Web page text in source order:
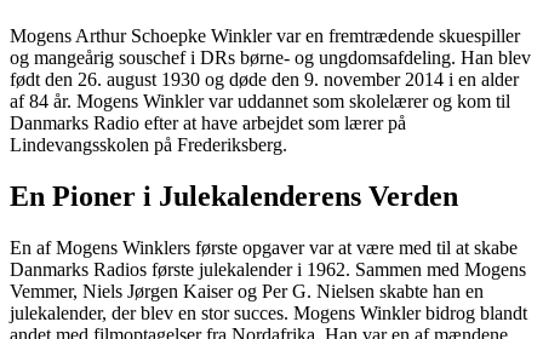
Mogens Arthur Schoepke Winkler var en fremtrædende skuespiller
og mangeårig souschef i DRs børne- og ungdomsafdeling. Han blev
født den 26. august 1930 og døde den 9. november 2014 i en alder
af 84 år. Mogens Winkler var uddannet som skolelærer og kom til
Danmarks Radio efter at have arbejdet som lærer på
Lindevangsskolen på Frederiksberg.
En Pioner i Julekalenderens Verden
En af Mogens Winklers første opgaver var at være med til at skabe
Danmarks Radios første julekalender i 1962. Sammen med Mogens
Vemmer, Niels Jørgen Kaiser og Per G. Nielsen skabte han en
julekalender, der blev en stor succes. Mogens Winkler bidrog blandt
andet med filmoptagelser fra Nordafrika. Han var en af mændene